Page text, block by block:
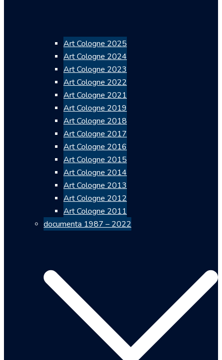
Art Cologne 2025
Art Cologne 2024
Art Cologne 2023
Art Cologne 2022
Art Cologne 2021
Art Cologne 2019
Art Cologne 2018
Art Cologne 2017
Art Cologne 2016
Art Cologne 2015
Art Cologne 2014
Art Cologne 2013
Art Cologne 2012
Art Cologne 2011
documenta 1987 – 2022